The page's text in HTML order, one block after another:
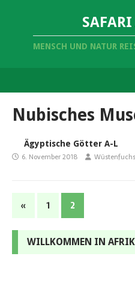
MENSCH UND NATUR
Nubisches
Ägyptische Götter A-L
6. November 2018 Wüstenfuchs
« 1 2
WILLKOMMEN IN